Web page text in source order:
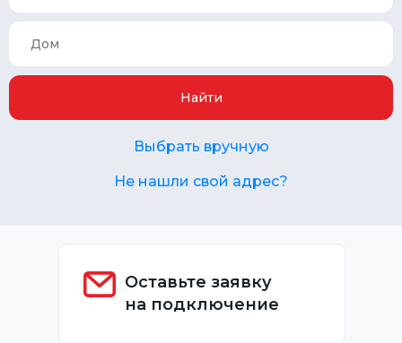
Найти
Выбрать вручную
Не нашли свой адрес?
Оставьте заявку
на подключение